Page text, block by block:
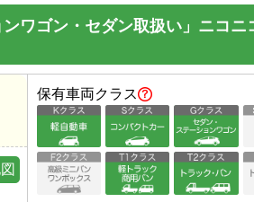
ワゴン・セダン取扱い」ニコニ
保有車両クラス